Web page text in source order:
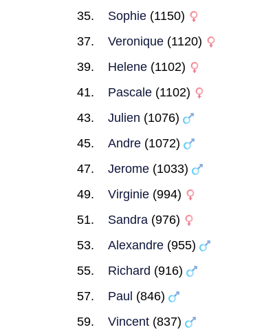
Sophie (1150)
Veronique (1120)
Helene (1102)
Pascale (1102)
Julien (1076)
Andre (1072)
Jerome (1033)
Virginie (994)
Sandra (976)
Alexandre (955)
Richard (916)
Paul (846)
Vincent (837)